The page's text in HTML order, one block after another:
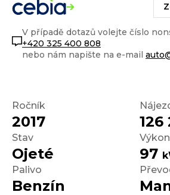
Ročník
2017 126
Stav
Ojeté
Výkon
97
Palivo
Benzín
V případě dotazů volejte číslo
+420 325 400 808
nebo nám napište na e-mail